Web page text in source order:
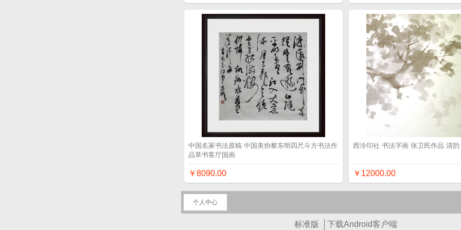
中国名家书法原稿 中国美协黎东明四尺斗方书法作
品草书客厅国画
￥8090.00
西泠印社 书法字画 张卫民作品 清韵
￥12000.00
个人中心
标准版 下载Android客户端